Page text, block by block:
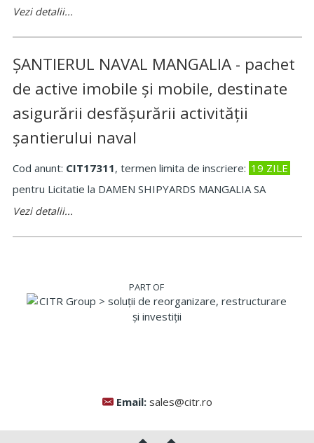
Vezi detalii...
ȘANTIERUL NAVAL MANGALIA - pachet
de active imobile și mobile, destinate
asigurării desfășurării activității
șantierului naval
Cod anunt: CIT17311, termen limita de inscriere: 19 ZILE
pentru Licitatie la DAMEN SHIPYARDS MANGALIA SA
Vezi detalii...
Email: sales@citr.ro